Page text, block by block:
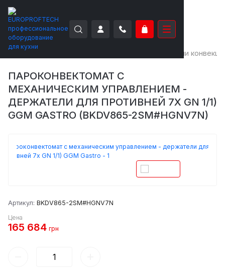
EUROPROFTECH Печи
ПАРОКОНВЕКТОМАТ С
МЕХАНИЧЕСКИМ УПРАВЛЕНИЕМ -
ДЕРЖАТЕЛИ ДЛЯ ПРОТИВНЕЙ 7X GN 1/1)
GGM GASTRO (BKDV865-2SM#HGNV7N)
Артикул: BKDV865-2SM#HGNV7N
Цена
165 684 грн